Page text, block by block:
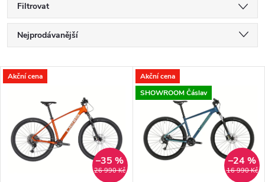
Filtrovat
Ř
a
e
n
Nejprodávanější
Nejdražší
Abecedně
V
p
Akční cena
26 990 Kč
–35 %
Akční cena
SHOWROOM Čáslav
16 990 Kč
–24 %